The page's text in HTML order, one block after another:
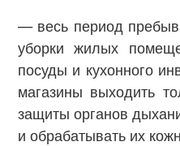
— весь период
уборки жилых
посуды и кухонного
магазины выходить
защиты органов
и обрабатывать их